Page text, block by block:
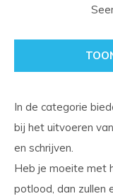
In de categorie
bij het uitvoeren
en schrijven.
Heb je moeite met
potlood, dan zullen